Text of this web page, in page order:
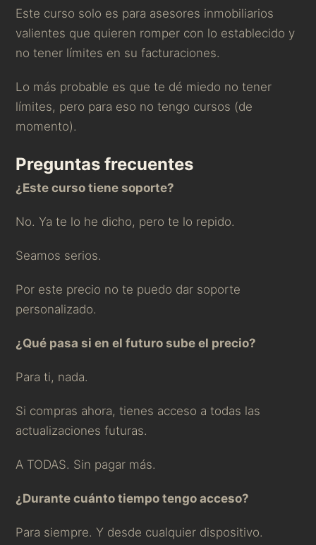
Este curso solo es para asesores inmobiliarios
valientes que quieren romper con lo establecido y
no tener límites en su facturaciones.
Lo más probable es que te dé miedo no tener
límites, pero para eso no tengo cursos (de
momento).
Preguntas frecuentes
¿Este curso tiene soporte?
No. Ya te lo he dicho, pero te lo repido.
Seamos serios.
Por este precio no te puedo dar soporte
personalizado.
¿Qué pasa si en el futuro sube el precio?
Para ti, nada.
Si compras ahora, tienes acceso a todas las
actualizaciones futuras.
A TODAS. Sin pagar más.
¿Durante cuánto tiempo tengo acceso?
Para siempre. Y desde cualquier dispositivo.